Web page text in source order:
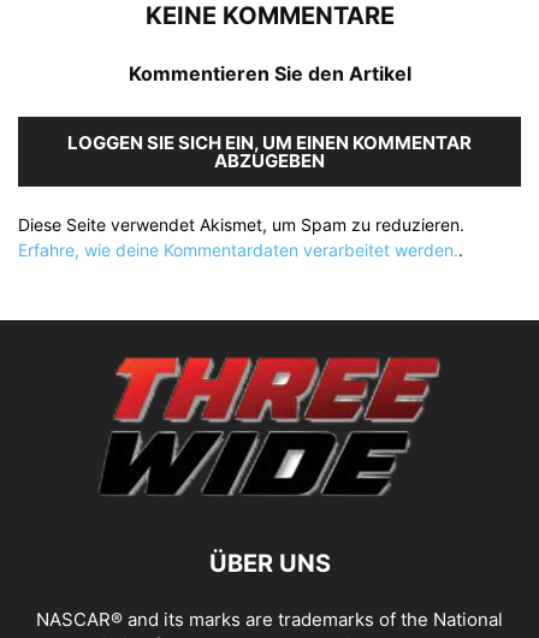
KEINE KOMMENTARE
Kommentieren Sie den Artikel
LOGGEN SIE SICH EIN, UM EINEN KOMMENTAR
ABZUGEBEN
Diese Seite verwendet Akismet, um Spam zu reduzieren.
Erfahre, wie deine Kommentardaten verarbeitet werden..
ÜBER UNS
NASCAR® and its marks are trademarks of the National